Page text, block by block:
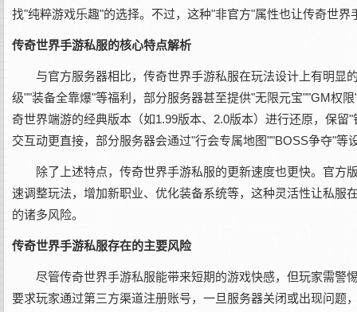
找"纯粹游戏乐趣"的选择。不过，这种"非官方"属性也让传奇世
传奇世界手游私服的核心特点解析
与官方服务器相比，传奇世界手游私服在玩法设计上有明显
级""装备全靠爆"等福利，部分服务器甚至提供"无限元宝""GM权
奇世界端游的经典版本（如1.99版本、2.0版本）进行还原，保
交互动更直接，部分服务器会通过"行会专属地图""BOSS争夺"
除了上述特点，传奇世界手游私服的更新速度也更快。官
速调整玩法，增加新职业、优化装备系统等，这种灵活性让私服
的诸多风险。
传奇世界手游私服存在的主要风险
尽管传奇世界手游私服能带来短期的游戏快感，但玩家需警
要求玩家通过第三方渠道注册账号，一旦服务器关闭或出现问题